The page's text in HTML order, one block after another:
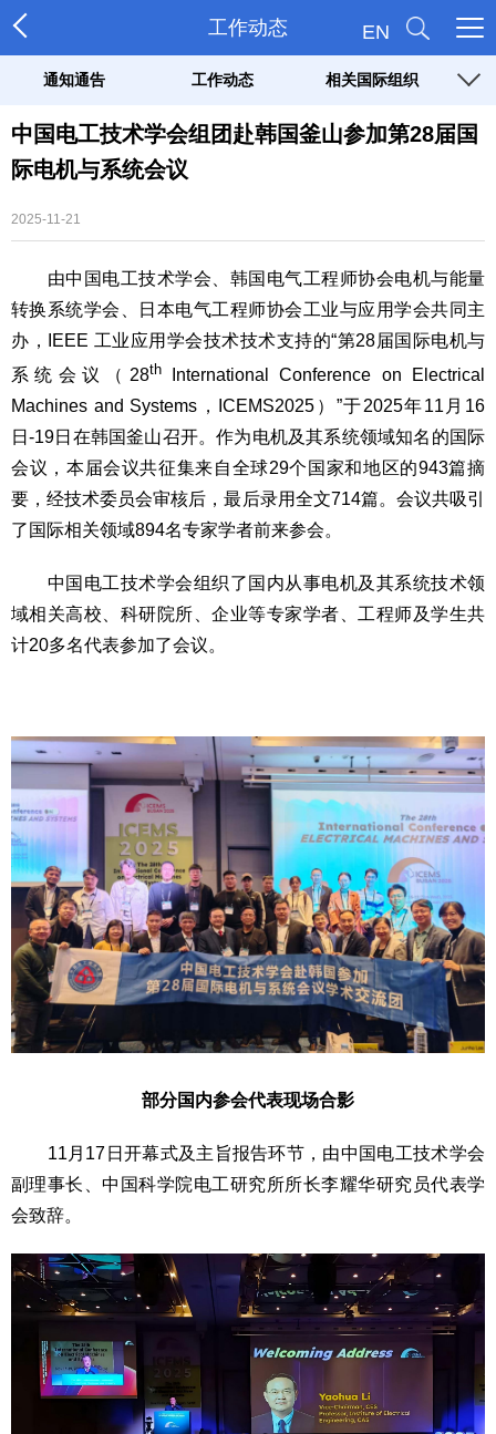
工作动态 EN
通知通告 工作动态 相关国际组织
中国电工技术学会组团赴韩国釜山参加第28届国
际电机与系统会议
2025-11-21
由中国电工技术学会、韩国电气工程师协会电机与能量
转换系统学会、日本电气工程师协会工业与应用学会共同主
办，IEEE 工业应用学会技术技术支持的“第28届国际电机与
系统会议（28thInternational Conference on Electrical
Machines and Systems，ICEMS2025）”于2025年11月16
日-19日在韩国釜山召开。作为电机及其系统领域知名的国际
会议，本届会议共征集来自全球29个国家和地区的943篇摘
要，经技术委员会审核后，最后录用全文714篇。会议共吸引
了国际相关领域894名专家学者前来参会。
中国电工技术学会组织了国内从事电机及其系统技术领
域相关高校、科研院所、企业等专家学者、工程师及学生共
计20多名代表参加了会议。
部分国内参会代表现场合影
11月17日开幕式及主旨报告环节，由中国电工技术学会
副理事长、中国科学院电工研究所所长李耀华研究员代表学
会致辞。